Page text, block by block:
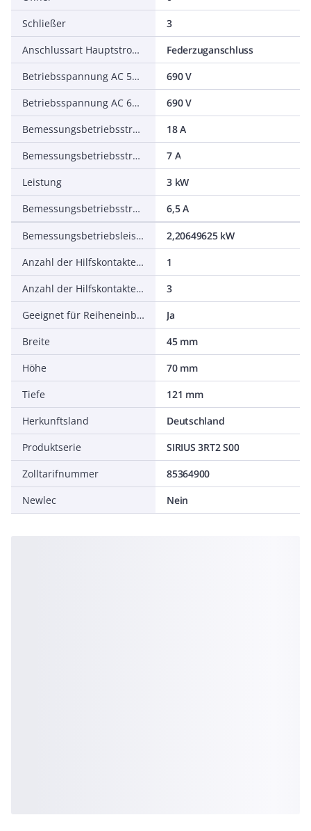
Schließer
3
Anschlussart Hauptstromkreis
Federzuganschluss
Betriebsspannung AC 50 Hz
690 V
Betriebsspannung AC 60 Hz
690 V
Bemessungsbetriebsstrom Ie bei AC-1, 400 V
18 A
Bemessungsbetriebsstrom Ie bei AC-3, 400 V
7 A
Leistung
3 kW
Bemessungsbetriebsstrom Ie bei AC-4, 400 V
6,5 A
Bemessungsbetriebsleistung NEMA
2,20649625 kW
Anzahl der Hilfskontakte als Schließer
1
Anzahl der Hilfskontakte als Öffner
3
Geeignet für Reiheneinbau
Ja
Breite
45 mm
Höhe
70 mm
Tiefe
121 mm
Herkunftsland
Deutschland
Produktserie
SIRIUS 3RT2 S00
Zolltarifnummer
85364900
Newlec
Nein